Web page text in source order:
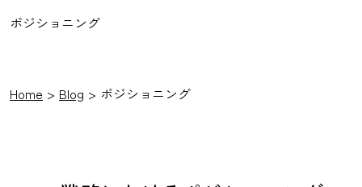
ポジショニング
Home Blog ポジショニング